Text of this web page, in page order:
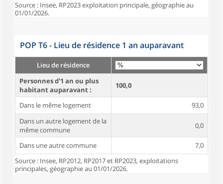
Source : Insee, RP2023 exploitation principale, géographie au
01/01/2026.
POP T6 - Lieu de résidence 1 an auparavant
Lieu de résidence
Personnes d'1 an ou plus
habitant auparavant :
100,0
Dans le même logement
93,0
Dans un autre logement de la
même commune
0,0
Dans une autre commune
7,0
Source : Insee, RP2012, RP2017 et RP2023, exploitations
principales, géographie au 01/01/2026.